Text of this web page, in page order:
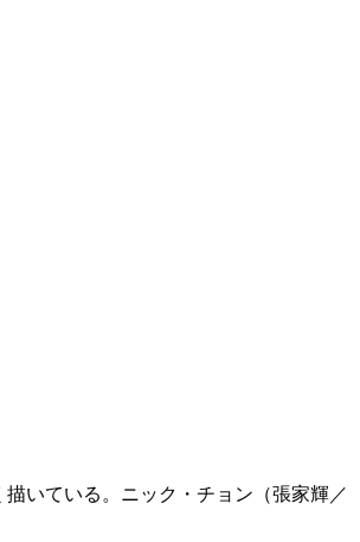
いている。ニック・チョン（張家輝／